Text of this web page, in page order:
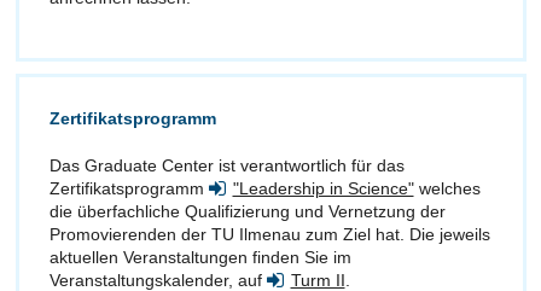
Zertifikatsprogramm
Das Graduate Center ist verantwortlich für das
Zertifikatsprogramm
"Leadership in Science"welches
die überfachliche Qualifizierung und Vernetzung der
Promovierenden der TU Ilmenau zum Ziel hat. Die jeweils
aktuellen Veranstaltungen finden Sie im
Veranstaltungskalender, auf
Turm II